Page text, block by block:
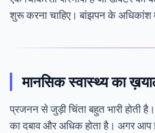
शुरू करना चाहिए। बांझपन के अधिकांश
मानसिक स्वास्थ्य का
प्रजनन से जुड़ी चिंता बहुत भारी होती
का दबाव और अधिक होता है। अगर आप